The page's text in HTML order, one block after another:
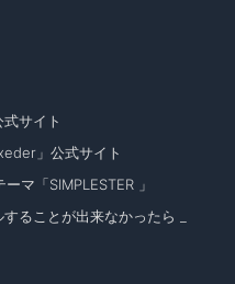
サイト
」公式サイト
マ「SIMPLESTER 」
ることが出来なかったら _